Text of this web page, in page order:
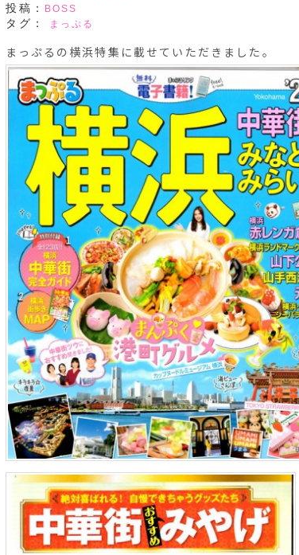
投稿： BOSS
タグ： まっぷる
まっぷるの横浜特集に載せていただきました。